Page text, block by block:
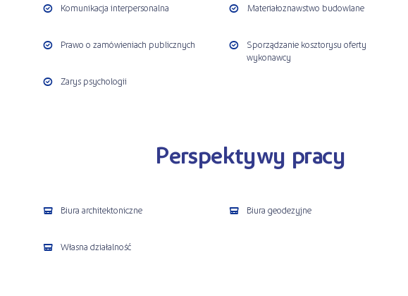
Komunikacja interpersonalna Materiałoznawstwo budowlane
Prawo o zamówieniach publicznych
Sporządzanie kosztorysu oferty
wykonawcy
Zarys psychologii
Perspektywy pracy
Biura architektoniczne Biura geodezyjne
Własna działalność